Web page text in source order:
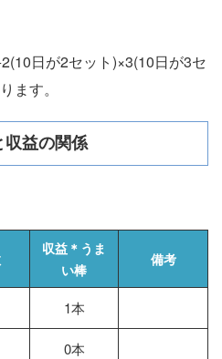
日が2セット)×3(10日が3セ
ます。
収益の関係
収益＊うま
い棒
備考
1本
0本